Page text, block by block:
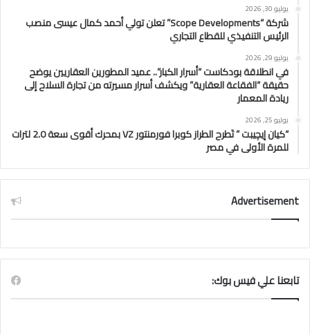
يوليو 30, 2026
شركة “Scope Developments” تعلن تولي أحمد كمال عيسى منصب
الرئيس التنفيذي للقطاع التجاري
يوليو 29, 2026
في انطلاقة بودكاست “أسرار الكبار”.. عميد المطورين العقاريين يوضح
حقيقة “الفقاعة العقارية” ويكشف أسرار مسيرته من تجارة السلاح إلى
ريادة المعمار
يوليو 25, 2026
“كيان إيچيبت ” تَطرح الطراز كوبرا فورمنتور VZ بمحرك أقوى سعة 2.0 لترات
للمرة الأولى في مصر
Advertisement
تابعنا علي فيس بوك: